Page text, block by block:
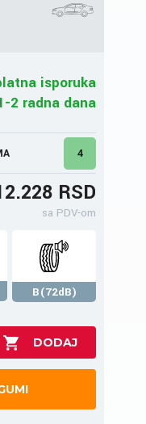
isporuka
2 radna dana
4
RSD
sa PDV-om
B(72dB)